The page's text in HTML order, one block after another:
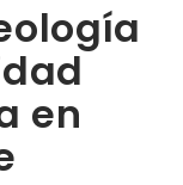
en